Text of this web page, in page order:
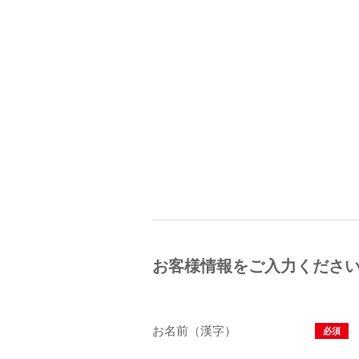
お客様情報をご入力くださ
お名前（漢字） 必須